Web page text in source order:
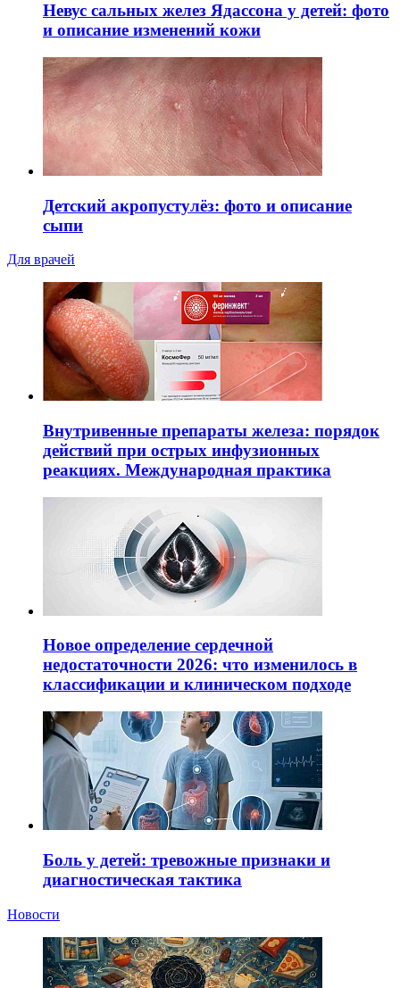
Невус сальных желез Ядассона у детей: фото
и описание изменений кожи
Детский акропустулёз: фото и описание
сыпи
Для врачей
Внутривенные препараты железа: порядок
действий при острых инфузионных
реакциях. Международная практика
Новое определение сердечной
недостаточности 2026: что изменилось в
классификации и клиническом подходе
Боль у детей: тревожные признаки и
диагностическая тактика
Новости